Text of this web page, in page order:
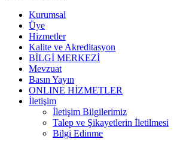
Kurumsal
Üye
Hizmetler
Kalite ve Akreditasyon
BİLGİ MERKEZİ
Mevzuat
Basın Yayın
ONLINE HİZMETLER
İletişim
İletişim Bilgilerimiz
Talep ve Şikayetlerin İletilmesi
Bilgi Edinme